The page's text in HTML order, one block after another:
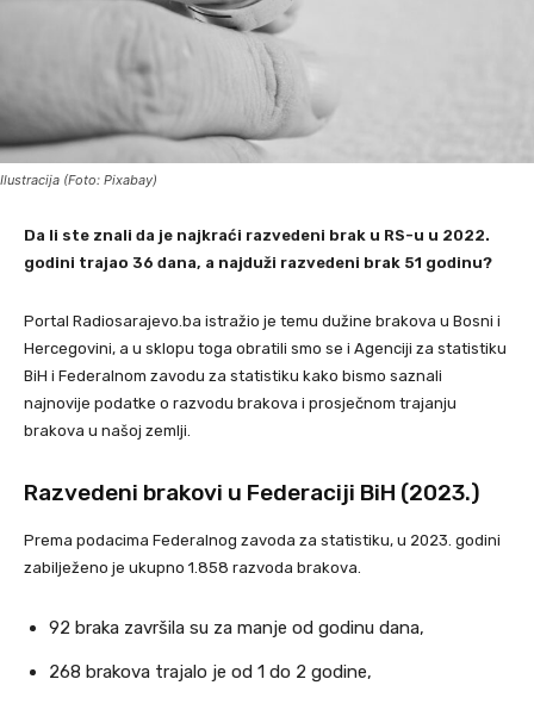
Ilustracija (Foto: Pixabay)
Da li ste znali da je najkraći razvedeni brak u RS-u u 2022.
godini trajao 36 dana, a najduži razvedeni brak 51 godinu?
Portal Radiosarajevo.ba istražio je temu dužine brakova u Bosni i
Hercegovini, a u sklopu toga obratili smo se i Agenciji za statistiku
BiH i Federalnom zavodu za statistiku kako bismo saznali
najnovije podatke o razvodu brakova i prosječnom trajanju
brakova u našoj zemlji.
Razvedeni brakovi u Federaciji BiH (2023.)
Prema podacima Federalnog zavoda za statistiku, u 2023. godini
zabilježeno je ukupno 1.858 razvoda brakova.
92 braka završila su za manje od godinu dana,
268 brakova trajalo je od 1 do 2 godine,